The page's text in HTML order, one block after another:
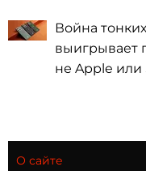
Война
выигрывает
не Apple или
О сайте